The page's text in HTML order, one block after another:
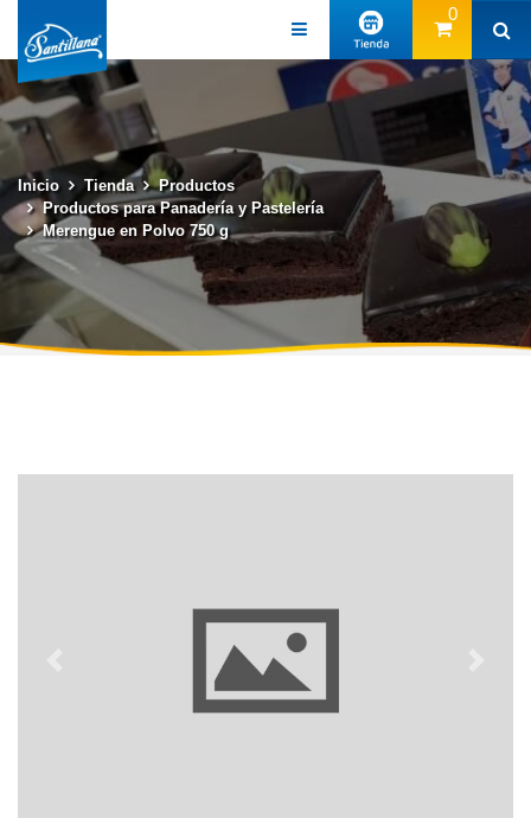
0
Inicio Tienda
Productos
Productos para Panadería y Pastelería
Merengue en Polvo 750 g